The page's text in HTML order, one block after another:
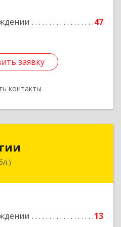
47
заявку
контакты
заявку
13
Железногорский р-н,
Подробнее